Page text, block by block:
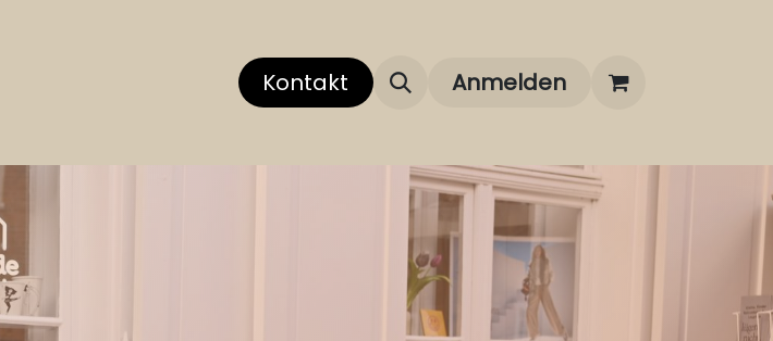
Über uns Über unsere Marken FAQ
Kontakt Anmelden